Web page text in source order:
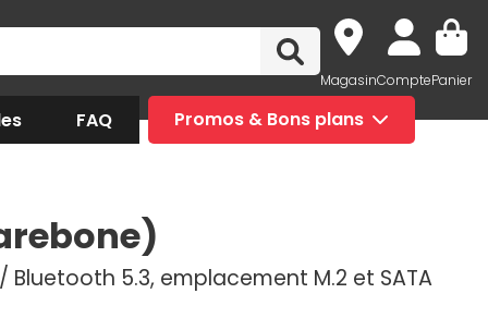
MagasinComptePanier
FAQ Promos & Bons plans
Bluetooth 5.3, emplacement M.2 et SATA